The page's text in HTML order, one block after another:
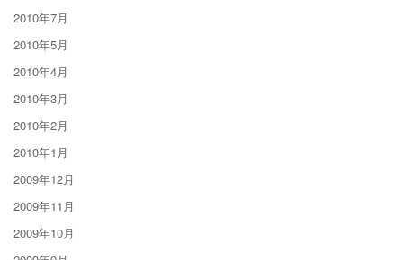
2010年7月
2010年5月
2010年4月
2010年3月
2010年2月
2010年1月
2009年12月
2009年11月
2009年10月